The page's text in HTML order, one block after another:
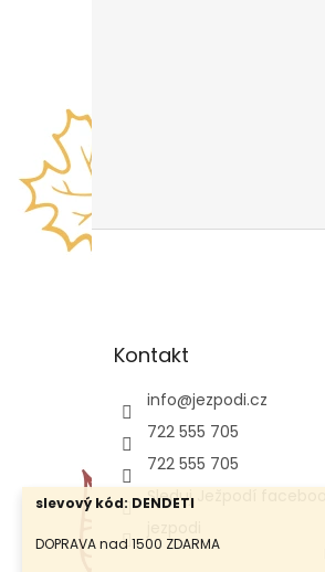
slevový kód: DENDETI
DOPRAVA nad 1500 ZDARMA
Kontakt
info@jezpodi.cz
722 555 705
722 555 705
Sleduj Ježpodí facebook